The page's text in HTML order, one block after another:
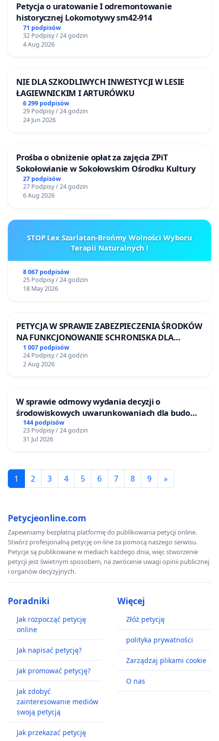
Petycja o uratowanie I odremontowanie
historycznej Lokomotywy sm42-914
71 podpisów
32 Podpisy / 24 godzin
4 Aug 2026
NIE DLA SZKODLIWYCH INWESTYCJI W LESIE
ŁAGIEWNICKIM I ARTURÓWKU
6 299 podpisów
29 Podpisy / 24 godzin
24 Jun 2026
Prośba o obniżenie opłat za zajęcia ZPiT
Sokołowianie w Sokołowskim Ośrodku Kultury
27 podpisów
27 Podpisy / 24 godzin
6 Aug 2026
STOP Lex Szarlatan-Brońmy Wolności Wyboru
Terapii Naturalnych !
8 067 podpisów
25 Podpisy / 24 godzin
18 May 2026
PETYCJA W SPRAWIE ZABEZPIECZENIA ŚRODKÓW
NA FUNKCJONOWANIE SCHRONISKA DLA
BEZDOMNYCH ZWIERZĄT W SKARYSZEWIE
1 007 podpisów
24 Podpisy / 24 godzin
2 Aug 2026
W sprawie odmowy wydania decyzji o
środowiskowych uwarunkowaniach dla budowy
zakładu wytwarzania biometanu „Krynki” w
Ostrowiu Południowym oraz ochrony
mieszkańców i Puszczy Knyszyńskiej
144 podpisów
23 Podpisy / 24 godzin
31 Jul 2026
1 2 3 4 5 6 7 8 9 »
Petycjeonline.com
Zapewniamy bezpłatną platformę do publikowania petycji online.
Stwórz profesjonalną petycję on-line za pomocą naszego serwisu.
Petycje są publikowane w mediach każdego dnia, więc stworzenie
petycji jest świetnym sposobem, na zwrócenie uwagi opinii publicznej
i organów decyzyjnych.
Poradniki
Jak rozpocząć petycję
online
Jak napisać petycję?
Jak promować petycję?
Jak zdobyć
zainteresowanie mediów
swoją petycją
Jak przekazać petycję
Więcej
Złóż petycję
polityka prywatności
Zarządzaj plikami cookie
O nas